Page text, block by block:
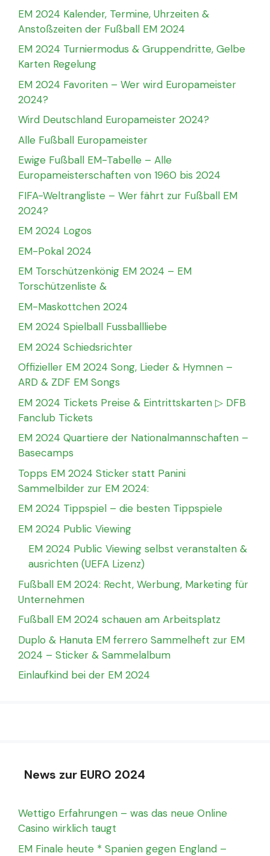
EM 2024 Kalender, Termine, Uhrzeiten &
Anstoßzeiten der Fußball EM 2024
EM 2024 Turniermodus & Gruppendritte, Gelbe
Karten Regelung
EM 2024 Favoriten – Wer wird Europameister
2024?
Wird Deutschland Europameister 2024?
Alle Fußball Europameister
Ewige Fußball EM-Tabelle – Alle
Europameisterschaften von 1960 bis 2024
FIFA-Weltrangliste – Wer fährt zur Fußball EM
2024?
EM 2024 Logos
EM-Pokal 2024
EM Torschützenkönig EM 2024 – EM
Torschützenliste &
EM-Maskottchen 2024
EM 2024 Spielball Fussballliebe
EM 2024 Schiedsrichter
Offizieller EM 2024 Song, Lieder & Hymnen –
ARD & ZDF EM Songs
EM 2024 Tickets Preise & Eintrittskarten ▷ DFB
Fanclub Tickets
EM 2024 Quartiere der Nationalmannschaften –
Basecamps
Topps EM 2024 Sticker statt Panini
Sammelbilder zur EM 2024:
EM 2024 Tippspiel – die besten Tippspiele
EM 2024 Public Viewing
EM 2024 Public Viewing selbst veranstalten &
ausrichten (UEFA Lizenz)
Fußball EM 2024: Recht, Werbung, Marketing für
Unternehmen
Fußball EM 2024 schauen am Arbeitsplatz
Duplo & Hanuta EM ferrero Sammelheft zur EM
2024 – Sticker & Sammelalbum
Einlaufkind bei der EM 2024
News zur EURO 2024
Wettigo Erfahrungen – was das neue Online
Casino wirklich taugt
EM Finale heute * Spanien gegen England –